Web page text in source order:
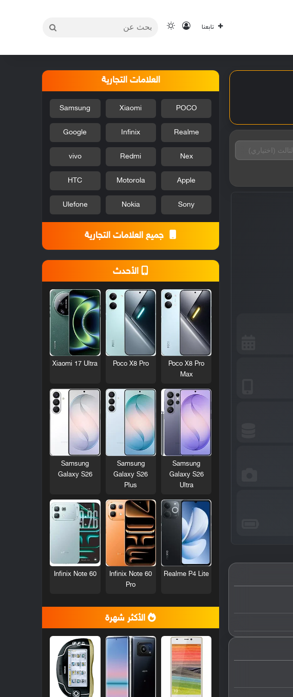
تابعنا تسجيل الدخول
الوضع المظلم
العلامات التجارية
POCO
Xiaomi
Samsung
Realme
Infinix
Google
Nex
Redmi
vivo
Apple
Motorola
HTC
Sony
Nokia
Ulefone
جميع العلامات التجارية
الأحدث
Poco X8 Pro
Max
Poco X8 Pro
Xiaomi 17 Ultra
Samsung
Galaxy S26
Ultra
Samsung
Galaxy S26
Plus
Samsung
Galaxy S26
Realme P4 Lite
Infinix Note 60
Pro
Infinix Note 60
الأكثر شهرة